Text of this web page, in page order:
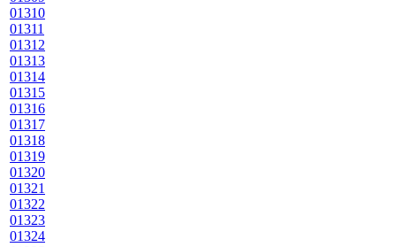
01310
01311
01312
01313
01314
01315
01316
01317
01318
01319
01320
01321
01322
01323
01324